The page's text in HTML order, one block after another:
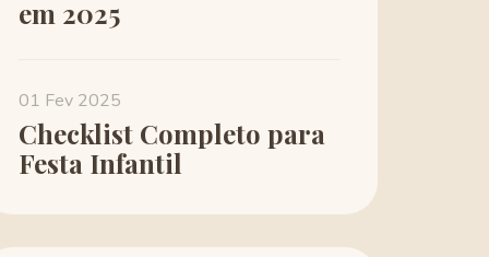
em 2025
01 Fev 2025
Checklist Completo para
Festa Infantil